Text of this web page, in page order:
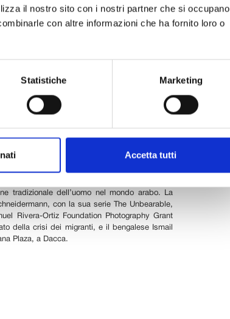
il nostro sito con i nostri partner che si occupano
con altre informazioni che ha fornito loro o
Statistiche Marketing
Accetta tutti
a Lucca per il 12° anno consecutivo, Leica
quali gettare uno sguardo su mondi lontani e
nella categoria attualità, e Dario Mitidieri,
tradizionale dell’uomo nel mondo arabo. La
con la sua serie The Unbearable,
Rivera-Ortiz Foundation Photography Grant
della crisi dei migranti, e il bengalese Ismail
Plaza, a Dacca.